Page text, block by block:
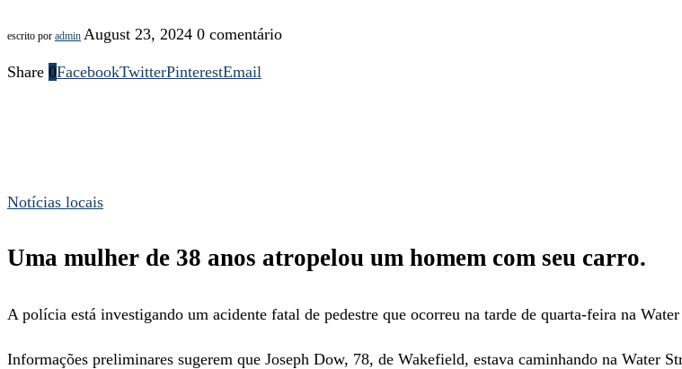
escrito por admin August 23, 2024 0 comentário
Share 0FacebookTwitterPinterestEmail
Notícias locais
Uma mulher de 38 anos atropelou um homem com seu carro.
A polícia está investigando um acidente fatal de pedestre que ocorreu na tarde de quarta-feira na
Informações preliminares sugerem que Joseph Dow, 78, de Wakefield, estava caminhando na Water